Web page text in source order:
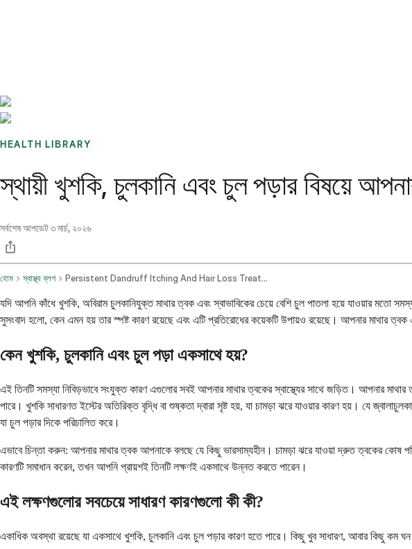
HEALTH LIBRARY
স্থায়ী খুশকি, চুলকানি এবং চুল পড়ার বিষয়ে
সর্বশেষ আপডেট৩ মার্চ, ২০২৬
হোম স্বাস্থ্য ব্লগ Persistent Dandruff Itching And Hair Loss Treatment Options
যদি আপনি কাঁধে খুশকি, অবিরাম চুলকানিযুক্ত মাথার ত্বক এবং স্বাভাবিকের চেয়ে বেশি চুল পাতলা হয়ে যাওয়ার
সুসংবাদ হলো, কেন এমন হয় তার স্পষ্ট কারণ রয়েছে এবং এটি প্রতিরোধের কয়েকটি উপায়ও রয়েছে। আপনার মাথার
কেন খুশকি, চুলকানি এবং চুল পড়া একসাথে হয়?
এই তিনটি সমস্যা নিবিড়ভাবে সংযুক্ত কারণ এগুলোর সবই আপনার মাথার ত্বকের স্বাস্থ্যের সাথে জড়িত। আপনার
পারে। খুশকি সাধারণত ইস্টের অতিরিক্ত বৃদ্ধি বা শুষ্কতা দ্বারা সৃষ্ট হয়, যা চামড়া ঝরে যাওয়ার কারণ হয়। যে
যা চুল পড়ার দিকে পরিচালিত করে।
এভাবে চিন্তা করুন: আপনার মাথার ত্বক আপনাকে বলছে যে কিছু ভারসাম্যহীন। চামড়া ঝরে যাওয়া দ্রুত ত্বকের কোষ
কারণটি সমাধান করেন, তখন আপনি প্রায়শই তিনটি লক্ষণই একসাথে উন্নত করতে পারেন।
এই লক্ষণগুলোর সবচেয়ে সাধারণ কারণগুলো কী কী?
একাধিক অবস্থা রয়েছে যা একসাথে খুশকি, চুলকানি এবং চুল পড়ার কারণ হতে পারে। কিছু খুব সাধারণ, আবার কিছু